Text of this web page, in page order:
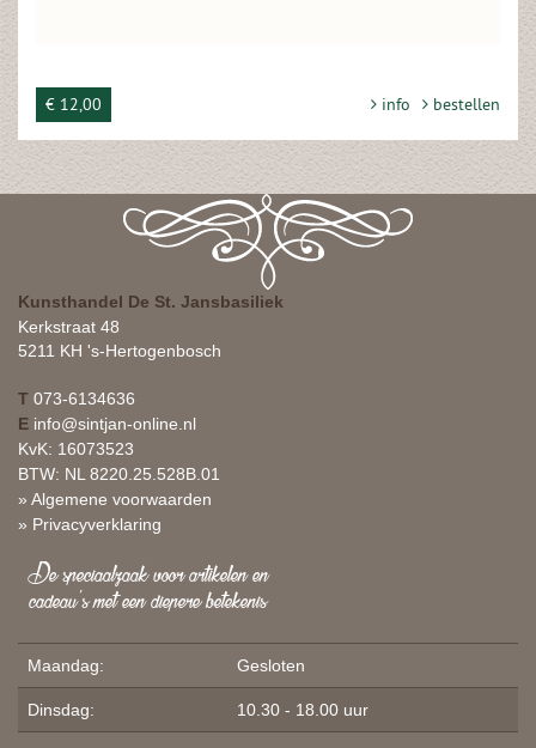
€ 12,00 info bestellen
Kunsthandel De St. Jansbasiliek
Kerkstraat 48
5211 KH 's-Hertogenbosch
T 073-6134636
E info@sintjan-online.nl
KvK: 16073523
BTW: NL 8220.25.528B.01
» Algemene voorwaarden
» Privacyverklaring
De speciaalzaak voor artikelen en
cadeau's met een diepere betekenis
Maandag: Gesloten
Dinsdag: 10.30 - 18.00 uur